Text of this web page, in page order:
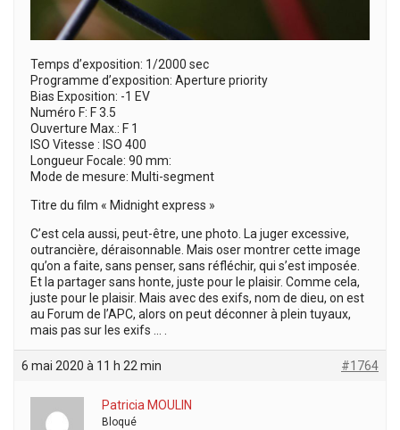
Temps d’exposition: 1/2000 sec
Programme d’exposition: Aperture priority
Bias Exposition: -1 EV
Numéro F: F 3.5
Ouverture Max.: F 1
ISO Vitesse : ISO 400
Longueur Focale: 90 mm:
Mode de mesure: Multi-segment
Titre du film « Midnight express »
C’est cela aussi, peut-être, une photo. La juger excessive,
outrancière, déraisonnable. Mais oser montrer cette image
qu’on a faite, sans penser, sans réfléchir, qui s’est imposée.
Et la partager sans honte, juste pour le plaisir. Comme cela,
juste pour le plaisir. Mais avec des exifs, nom de dieu, on est
au Forum de l’APC, alors on peut déconner à plein tuyaux,
mais pas sur les exifs … .
6 mai 2020 à 11 h 22 min #1764
Patricia MOULIN
Bloqué